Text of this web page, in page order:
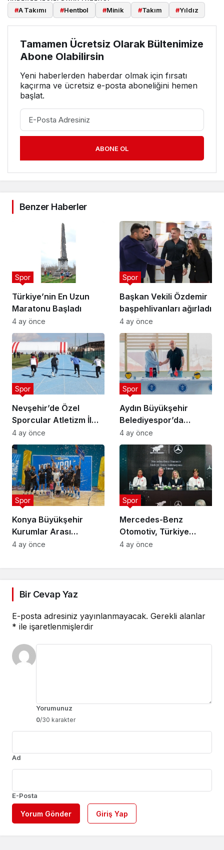
#A Takımı #Hentbol #Minik #Takım #Yıldız
Tamamen Ücretsiz Olarak Bültenimize
Abone Olabilirsin
Yeni haberlerden haberdar olmak için fırsatı
kaçırma ve ücretsiz e-posta aboneliğini hemen
başlat.
ABONE OL
Benzer Haberler
Türkiye’nin En Uzun
Maratonu Başladı
Spor
4 ay önce
Başkan Vekili Özdemir
başpehlivanları ağırladı
Spor
4 ay önce
Nevşehir’de Özel
Sporcular Atletizm İl
Şampiyonası
Düzenlendi
Spor
4 ay önce
Aydın Büyükşehir
Belediyespor’da
Ataman Güneyligil
Dönemi
Spor
4 ay önce
Konya Büyükşehir
Kurumlar Arası
Voleybol Turnuvası
Spor
4 ay önce
Mercedes-Benz
Otomotiv, Türkiye
Tenis Federasyonu’nun
Spor
4 ay önce
Bir Cevap Yaz
E-posta adresiniz yayınlanmayacak. Gerekli alanlar
* ile işaretlenmişlerdir
Yorumunuz
0/30 karakter
Ad
E-Posta
Yorum Gönder Giriş Yap